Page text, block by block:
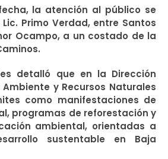
la atención al público se
Primo Verdad, entre Santos
Ocampo, a un costado de la
detalló que en la Dirección
y Recursos Naturales
como manifestaciones de
programas de reforestación y
ambiental, orientadas a
sustentable en Baja